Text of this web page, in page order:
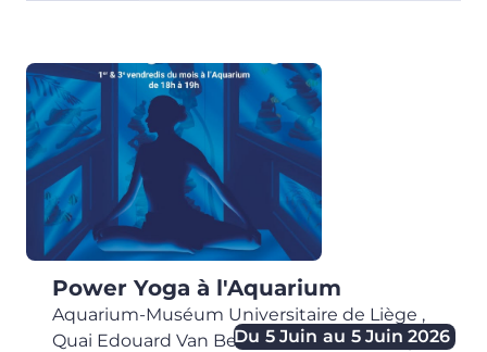
Power Yoga à l'Aquarium
Du 5 Juin au 5 Juin 2026
Aquarium-Muséum Universitaire de Liège ,
Quai Edouard Van Beneden, 22,4020Liège